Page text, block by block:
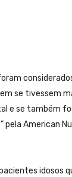
se tivessem
e se também
pela American
idosos